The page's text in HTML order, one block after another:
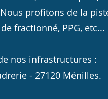
profitons de la
fractionné, PPG, etc...
nos infrastructures :
- 27120 Ménilles.